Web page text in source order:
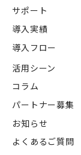
サポート
導入実績
導入フロー
活用シーン
コラム
パートナー募集
お知らせ
よくあるご質問